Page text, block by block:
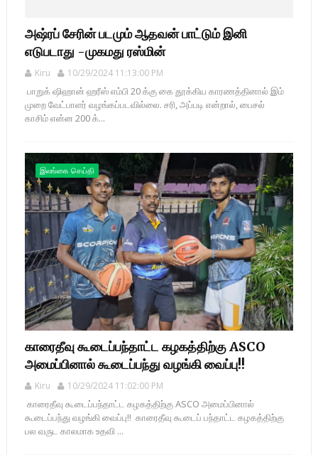
அஷ்ரப் சேரின் படமும் ஆதவன் பாட்டும் இனி
எடுபடாது -முகமது ரஸ்மின்
Kiru 10/29/2024 11:13:00 PM
பாறுக் ஷிஹான் ஹரீஸ் எம்பி 20 க்கு கை தூக்கிய காரணத்தினால் இம்
முறை வேட்பாளர் வழங்கப்படவில்லை. சரி, அப்படி என்றால், பைசல்
காசிம் என்ன 200 க்...
இலங்கை செய்தி
காரைதீவு கூடைப்பந்தாட்ட கழகத்திற்கு ASCO
அமைப்பினால் கூடைப்பந்து வழங்கி வைப்பு!!
Kiru 10/29/2024 11:02:00 PM
காரைதீவு கூடைப்பந்தாட்ட கழகத்திற்கு ASCO அமைப்பினால்
கூடைப்பந்து வழங்கி வைப்பு!! காரைதீவு கூடைப் பந்தாட்ட கழகத்திற்கு
பல வருட காலமாக உதவி ...